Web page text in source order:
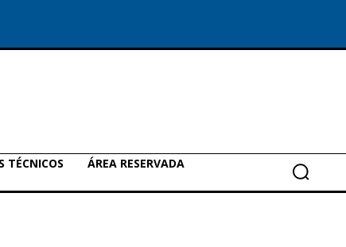
TÉCNICOS
ÁREA RESERVADA